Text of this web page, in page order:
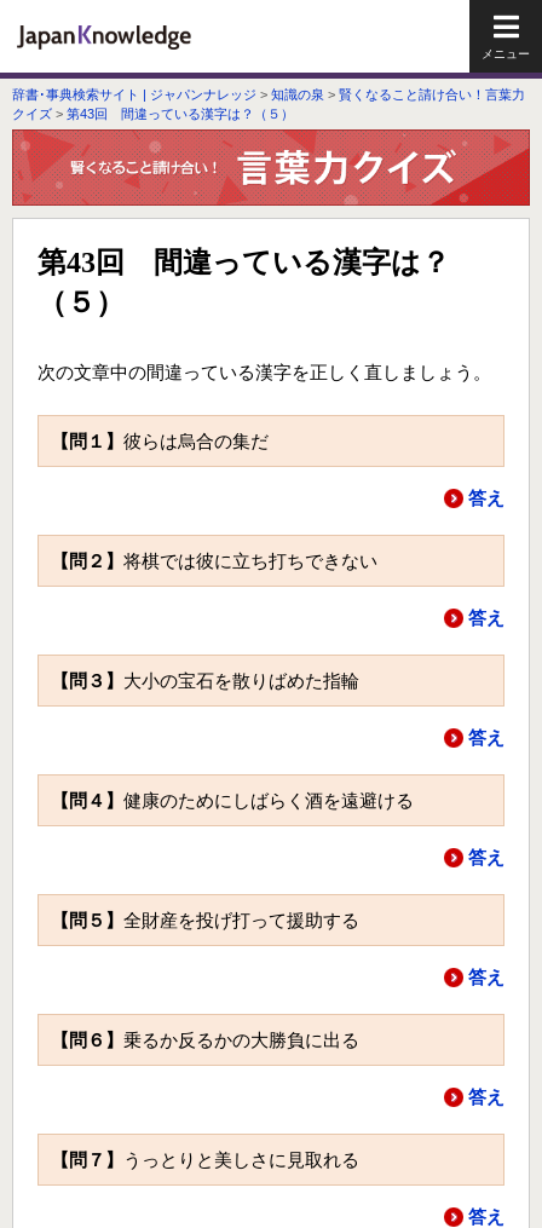
辞書･事典検索サイト | ジャパンナレッジ > 知識の泉 > 賢くなること請け合い！言葉力
クイズ > 第43回 間違っている漢字は？（５）
第43回 間違っている漢字は？
（５）
次の文章中の間違っている漢字を正しく直しましょう。
【問１】 彼らは烏合の集だ
答え
【問２】 将棋では彼に立ち打ちできない
答え
【問３】 大小の宝石を散りばめた指輪
答え
【問４】 健康のためにしばらく酒を遠避ける
答え
【問５】 全財産を投げ打って援助する
答え
【問６】 乗るか反るかの大勝負に出る
答え
【問７】 うっとりと美しさに見取れる
答え